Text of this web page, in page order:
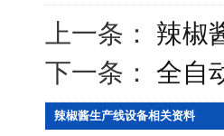
上一条： 辣椒
下一条： 全自
辣椒酱生产线设备相关资料